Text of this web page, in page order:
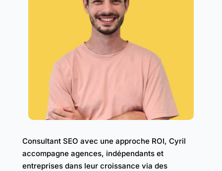
Consultant SEO avec une approche ROI, Cyril
accompagne agences, indépendants et
entreprises dans leur croissance via des